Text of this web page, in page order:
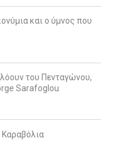
και ο ύμνος που
του Πενταγώνου,
Sarafoglou
Καραβόλια